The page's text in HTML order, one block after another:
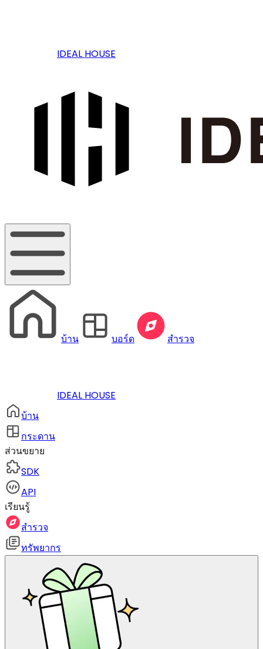
IDEAL HOUSE
บ้าน บอร์ด สำรวจ
IDEAL HOUSE
บ้าน
กระดาน
ส่วนขยาย
SDK
API
เรียนรู้
สำรวจ
ทรัพยากร